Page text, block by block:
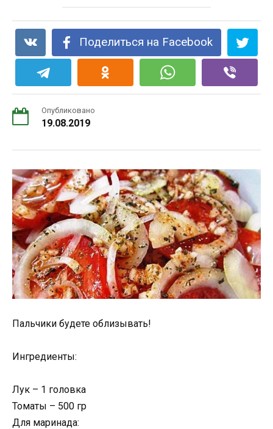
Поделиться на Facebook
Опубликовано
19.08.2019
Пальчики будете облизывать!
Ингредиенты:
Лук – 1 головка
Томаты – 500 гр
Для маринада: